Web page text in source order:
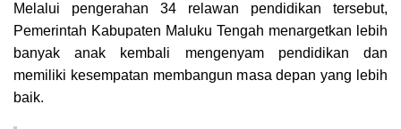
Melalui pengerahan 34 relawan pendidikan tersebut,
Pemerintah Kabupaten Maluku Tengah menargetkan lebih
banyak anak kembali mengenyam pendidikan dan
memiliki kesempatan membangun masa depan yang lebih
baik.